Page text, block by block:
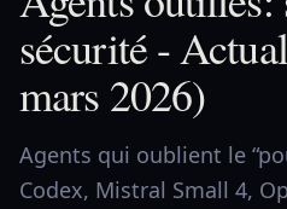
sécurité -
mars 2026)
Agents qui oublient le
Codex, Mistral Small 4,